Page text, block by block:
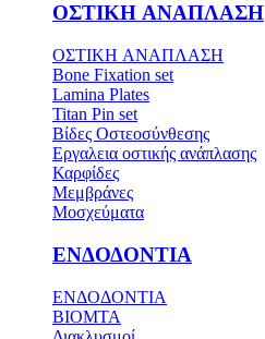
ΟΣΤΙΚH ΑΝΑΠΛΑΣH
ΟΣΤΙΚH ΑΝΑΠΛΑΣH
Bone Fixation set
Lamina Plates
Titan Pin set
Βίδες Οστεοσύνθεσης
Εργαλεια οστικής ανάπλασης
Καρφίδες
Μεμβράνες
Μοσχεύματα
ΕΝΔΟΔΟΝΤΙΑ
ΕΝΔΟΔΟΝΤΙΑ
BIOMTA